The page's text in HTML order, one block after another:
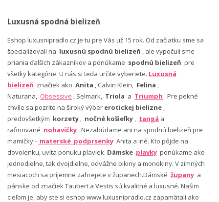
Luxusná spodná bielizeň
Eshop luxusnipradlo.cz je tu pre Vás už 15 rok. Od začiatku sme sa
špecializovali na luxusnú spodnú bielizeň , ale vypočuli sme
priania ďalších zákazníkov a ponúkame spodnú bielizeň pre
všetky kategórie. U nás si teda určite vyberiete. Luxusná
bielizeň značiek ako Anita , Calvin Klein, Felina ,
Naturana, Obsessive , Selmark, Triola a Triumph . Pre pekné
chvíle sa pozrite na široký výber erotickej bielizne ,
predovšetkým korzety , nočné košieľky , tangá a
rafinované nohavičky . Nezabúdame ani na spodnú bielizeň pre
mamičky - materské podprsenky Anita a iné. Kto pôjde na
dovolenku, uvíta ponuku plaviek. Dámske plavky ponúkame ako
jednodielne, tak dvojdielne, odvážne bikiny a monokiny. V zimných
mesiacoch sa príjemne zahrejete v županech.Dámské župany a
pánske od značiek Taubert a Vestis sú kvalitné a luxusné. Našim
cieľom je, aby ste si eshop www.luxusnipradlo.cz zapamätali ako